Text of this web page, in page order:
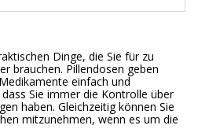
Dinge, die Sie für zu
brauchen. Pillendosen geben
einfach und
Sie immer die Kontrolle über
haben. Gleichzeitig können Sie
mitzunehmen, wenn es um die